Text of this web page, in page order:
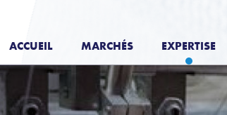
ACCUEIL MARCHÉS EXPERTISE